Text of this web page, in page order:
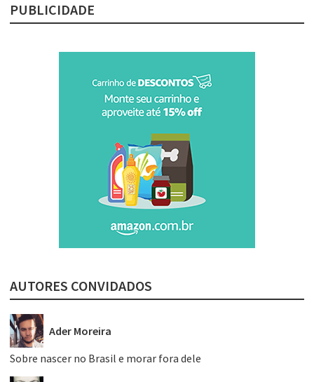
PUBLICIDADE
AUTORES CONVIDADOS
Ader Moreira
Sobre nascer no Brasil e morar fora dele